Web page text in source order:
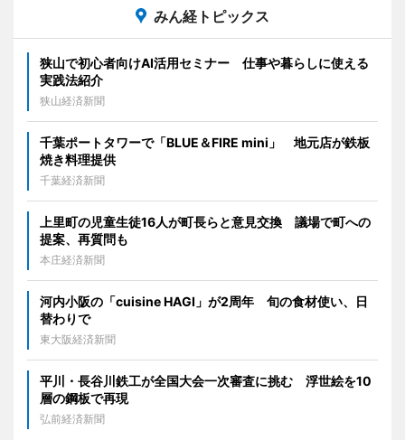
みん経トピックス
狭山で初心者向けAI活用セミナー 仕事や暮らしに使える
実践法紹介
狭山経済新聞
千葉ポートタワーで「BLUE＆FIRE mini」 地元店が鉄板
焼き料理提供
千葉経済新聞
上里町の児童生徒16人が町長らと意見交換 議場で町への
提案、再質問も
本庄経済新聞
河内小阪の「cuisine HAGI」が2周年 旬の食材使い、日
替わりで
東大阪経済新聞
平川・長谷川鉄工が全国大会一次審査に挑む 浮世絵を10
層の鋼板で再現
弘前経済新聞